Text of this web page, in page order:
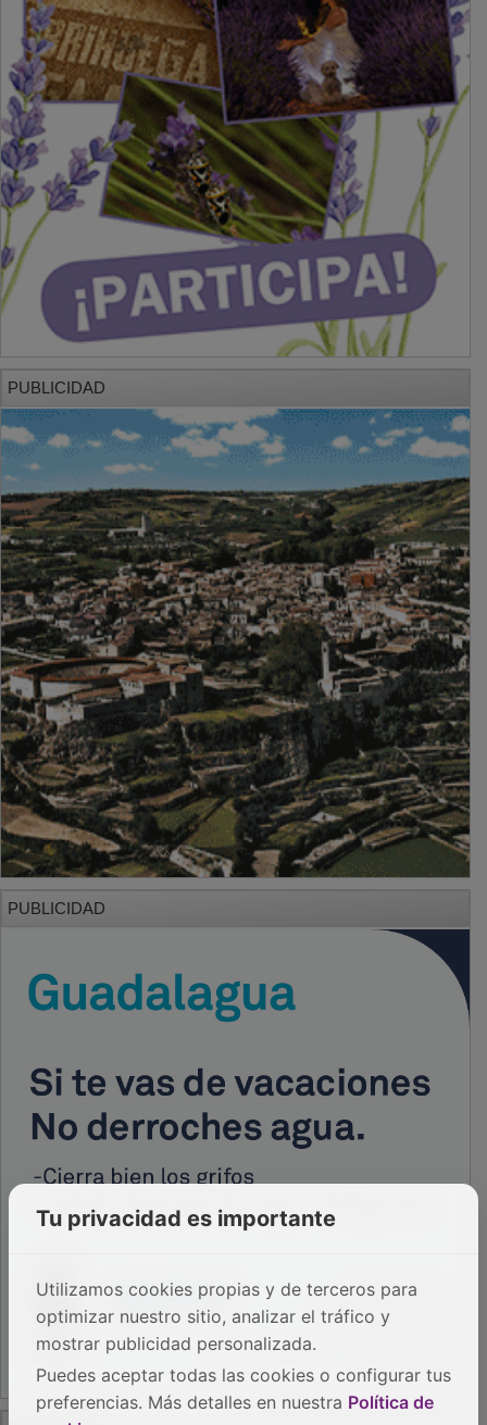
PUBLICIDAD
PUBLICIDAD
Tu privacidad es importante
Utilizamos cookies propias y de terceros para
optimizar nuestro sitio, analizar el tráfico y
mostrar publicidad personalizada.
Puedes aceptar todas las cookies o configurar tus
preferencias. Más detalles en nuestra Política de